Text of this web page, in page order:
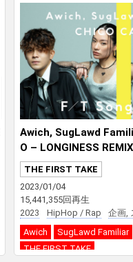
Awich, SugLawd
O – LONGINESS
THE FIRST TAKE
2023/01/04
15,441,355回再生
2023
HipHop / Rap
企画,
Awich
SugLawd Familiar
THE FIRST TAKE